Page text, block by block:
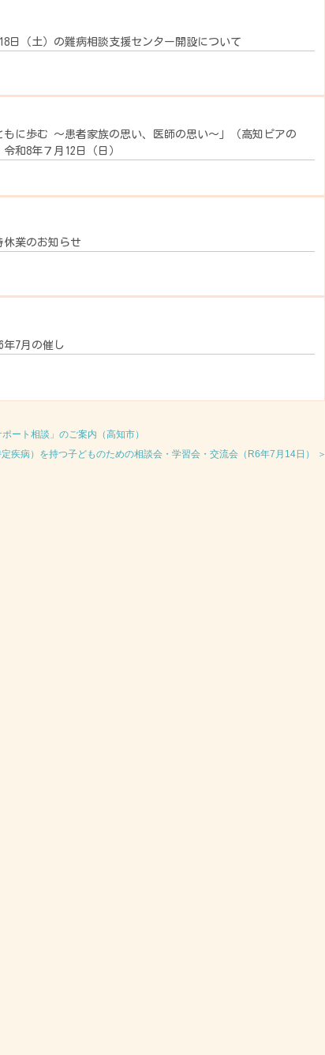
日（土）の難病相談支援センター開設について
もに歩む ～患者家族の思い、医師の思い～」（高知ピアの
令和8年７月12日（日）
休業のお知らせ
年7月の催し
ート相談」のご案内（高知市）
疾病）を持つ子どものための相談会・学習会・交流会（R6年7月14日） ＞